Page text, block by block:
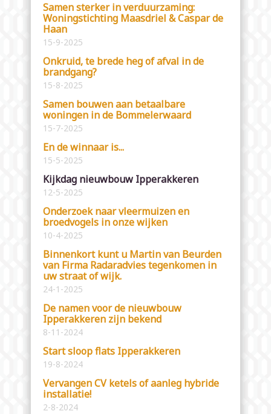
Samen sterker in verduurzaming:
Woningstichting Maasdriel & Caspar de
Haan
15-9-2025
Onkruid, te brede heg of afval in de
brandgang?
15-8-2025
Samen bouwen aan betaalbare
woningen in de Bommelerwaard
15-7-2025
En de winnaar is...
15-5-2025
Kijkdag nieuwbouw Ipperakkeren
12-5-2025
Onderzoek naar vleermuizen en
broedvogels in onze wijken
10-4-2025
Binnenkort kunt u Martin van Beurden
van Firma Radaradvies tegenkomen in
uw straat of wijk.
24-1-2025
De namen voor de nieuwbouw
Ipperakkeren zijn bekend
8-11-2024
Start sloop flats Ipperakkeren
19-8-2024
Vervangen CV ketels of aanleg hybride
installatie!
2-8-2024